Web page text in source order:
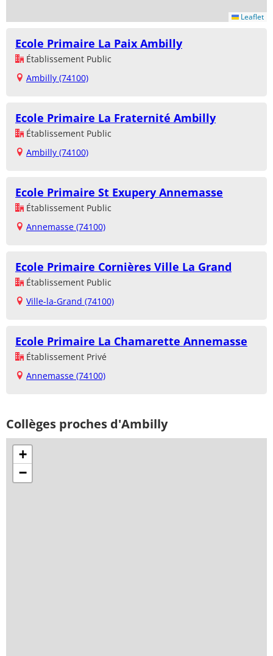
Leaflet
Ecole Primaire La Paix Ambilly
Établissement Public
Ambilly (74100)
Ecole Primaire La Fraternité Ambilly
Établissement Public
Ambilly (74100)
Ecole Primaire St Exupery Annemasse
Établissement Public
Annemasse (74100)
Ecole Primaire Cornières Ville La Grand
Établissement Public
Ville-la-Grand (74100)
Ecole Primaire La Chamarette Annemasse
Établissement Privé
Annemasse (74100)
Collèges proches d'Ambilly
+
−